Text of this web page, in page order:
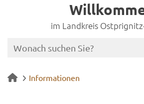
im Landkreis
Informationen